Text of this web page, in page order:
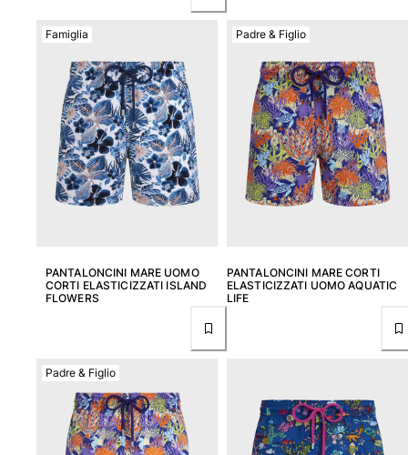
PANTALONCINI MARE UOMO
CORTI ELASTICIZZATI ISLAND
FLOWERS
Famiglia
PANTALONCINI MARE CORTI
ELASTICIZZATI UOMO AQUATIC
LIFE
Padre & Figlio
Padre & Figlio